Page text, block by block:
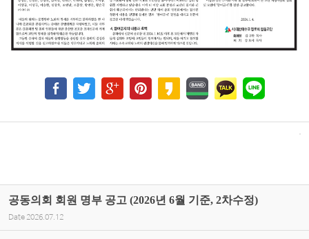
공동의회 회원 명부 공고 (2026년 6월 기준, 2차수정)
Date 2026.07.12